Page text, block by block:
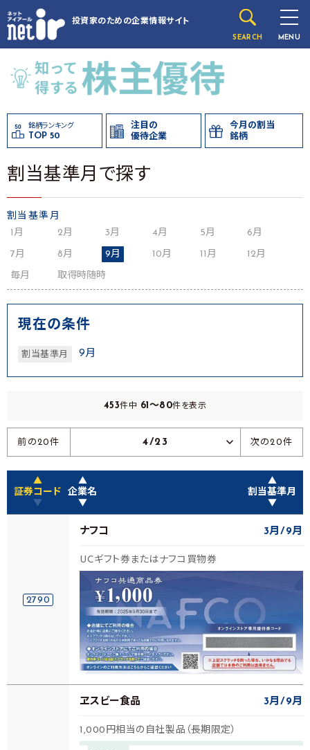
投資家のための企業情報サイト
SEARCH MENU
銘柄ランキング
TOP 50
注目の
優待企業
今月の割当
銘柄
割当基準月で探す
割当基準月
1月
2月 3月 4月 5月 6月
7月 8月 9月 10月 11月 12月
毎月 取得時随時
現在の条件
割当基準月 9月
453件中 61～80件を表示
前の20件 4/23 次の20件
▲
証券コード
▼
▲
企業名
▼
▲
割当基準月
▼
2790
ナフコ 3月 9月
UCギフト券またはナフコ買物券
ヱスビー食品 3月 9月
1,000円相当の自社製品（長期限定）